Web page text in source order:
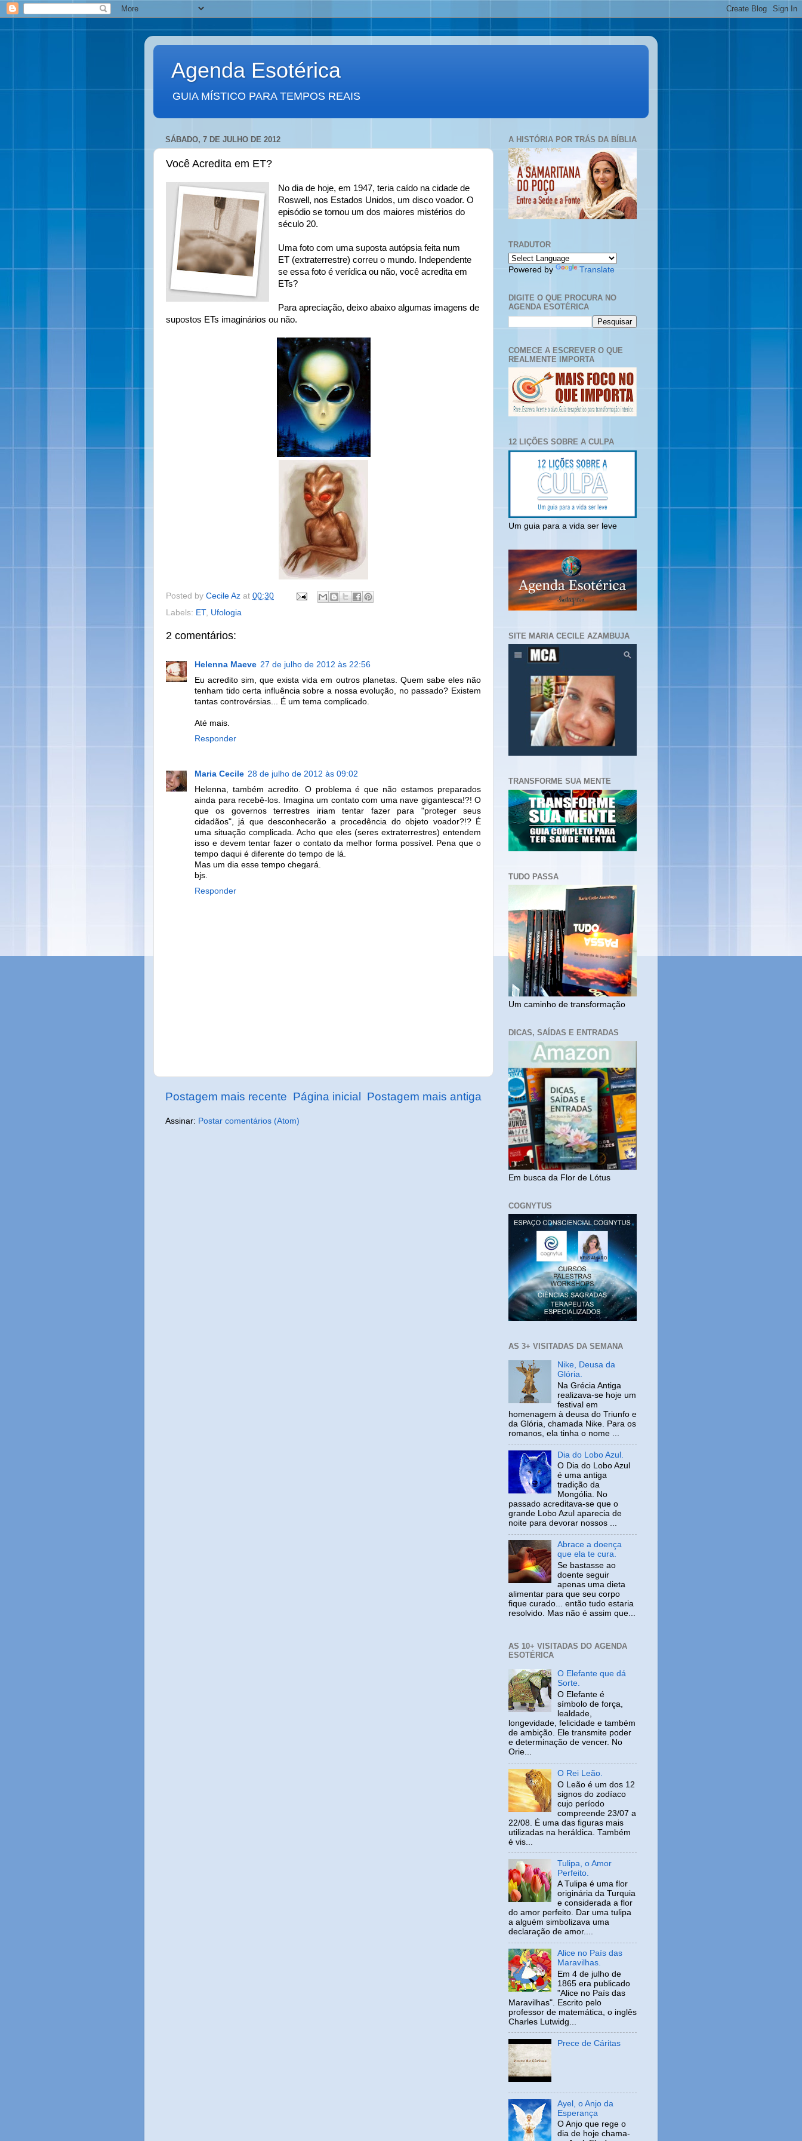
Agenda Esotérica
GUIA MÍSTICO PARA TEMPOS REAIS
SÁBADO, 7 DE JULHO DE 2012
Você Acredita em ET?
No dia de hoje, em 1947, teria caído na cidade de
Roswell, nos Estados Unidos, um disco voador. O
episódio se tornou um dos maiores mistérios do
século 20.
Uma foto com uma suposta autópsia feita num
ET (extraterrestre) correu o mundo. Independente
se essa foto é verídica ou não, você acredita em
ETs?
Para apreciação, deixo abaixo algumas imagens de
supostos ETs imaginários ou não.
Posted by Cecile Az at 00:30
Labels: ET, Ufologia
2 comentários:
Helenna Maeve 27 de julho de 2012 às 22:56
Eu acredito sim, que exista vida em outros planetas. Quem sabe eles não
tenham tido certa influência sobre a nossa evolução, no passado? Existem
tantas controvérsias... É um tema complicado.
Até mais.
Responder
Maria Cecile 28 de julho de 2012 às 09:02
Helenna, também acredito. O problema é que não estamos preparados
ainda para recebê-los. Imagina um contato com uma nave gigantesca!?! O
que os governos terrestres iriam tentar fazer para "proteger seus
cidadãos", já que desconhecerão a procedência do objeto voador?!? É
uma situação complicada. Acho que eles (seres extraterrestres) entendem
isso e devem tentar fazer o contato da melhor forma possível. Pena que o
tempo daqui é diferente do tempo de lá.
Mas um dia esse tempo chegará.
bjs.
Responder
Postagem mais recente Postagem mais antiga
Página inicial
Assinar: Postar comentários (Atom)
A HISTÓRIA POR TRÁS DA BÍBLIA
TRADUTOR
Powered by Translate
DIGITE O QUE PROCURA NO
AGENDA ESOTÉRICA
COMECE A ESCREVER O QUE
REALMENTE IMPORTA
12 LIÇÕES SOBRE A CULPA
Um guia para a vida ser leve
SITE MARIA CECILE AZAMBUJA
TRANSFORME SUA MENTE
TUDO PASSA
Um caminho de transformação
DICAS, SAÍDAS E ENTRADAS
Em busca da Flor de Lótus
COGNYTUS
AS 3+ VISITADAS DA SEMANA
Nike, Deusa da
Glória.
Na Grécia Antiga
realizava-se hoje um
festival em
homenagem à deusa do Triunfo e
da Glória, chamada Nike. Para os
romanos, ela tinha o nome ...
Dia do Lobo Azul.
O Dia do Lobo Azul
é uma antiga
tradição da
Mongólia. No
passado acreditava-se que o
grande Lobo Azul aparecia de
noite para devorar nossos ...
Abrace a doença
que ela te cura.
Se bastasse ao
doente seguir
apenas uma dieta
alimentar para que seu corpo
fique curado... então tudo estaria
resolvido. Mas não é assim que...
AS 10+ VISITADAS DO AGENDA
ESOTÉRICA
O Elefante que dá
Sorte.
O Elefante é
símbolo de força,
lealdade,
longevidade, felicidade e também
de ambição. Ele transmite poder
e determinação de vencer. No
Orie...
O Rei Leão.
O Leão é um dos 12
signos do zodíaco
cujo período
compreende 23/07 a
22/08. É uma das figuras mais
utilizadas na heráldica. Também
é vis...
Tulipa, o Amor
Perfeito.
A Tulipa é uma flor
originária da Turquia
e considerada a flor
do amor perfeito. Dar uma tulipa
a alguém simbolizava uma
declaração de amor....
Alice no País das
Maravilhas.
Em 4 de julho de
1865 era publicado
"Alice no País das
Maravilhas". Escrito pelo
professor de matemática, o inglês
Charles Lutwidg...
Prece de Cáritas
Ayel, o Anjo da
Esperança
O Anjo que rege o
dia de hoje chama-